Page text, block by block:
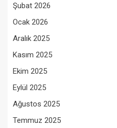
Şubat 2026
Ocak 2026
Aralık 2025
Kasım 2025
Ekim 2025
Eylül 2025
Ağustos 2025
Temmuz 2025